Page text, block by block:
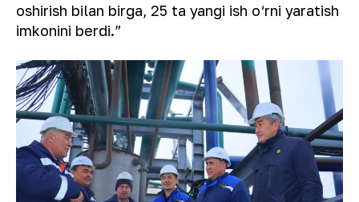
oshirish bilan birga, 25 ta yangi ish o‘rni yaratish
imkonini berdi.”